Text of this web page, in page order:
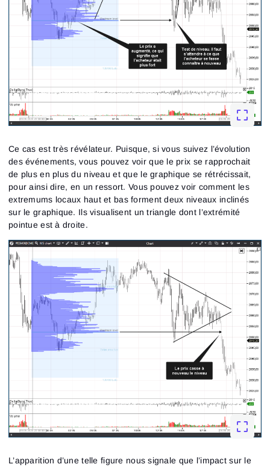
Ce cas est très révélateur. Puisque, si vous suivez l’évolution
des événements, vous pouvez voir que le prix se rapprochait
de plus en plus du niveau et que le graphique se rétrécissait,
pour ainsi dire, en un ressort. Vous pouvez voir comment les
extremums locaux haut et bas forment deux niveaux inclinés
sur le graphique. Ils visualisent un triangle dont l’extrémité
pointue est à droite.
L’apparition d’une telle figure nous signale que l’impact sur le